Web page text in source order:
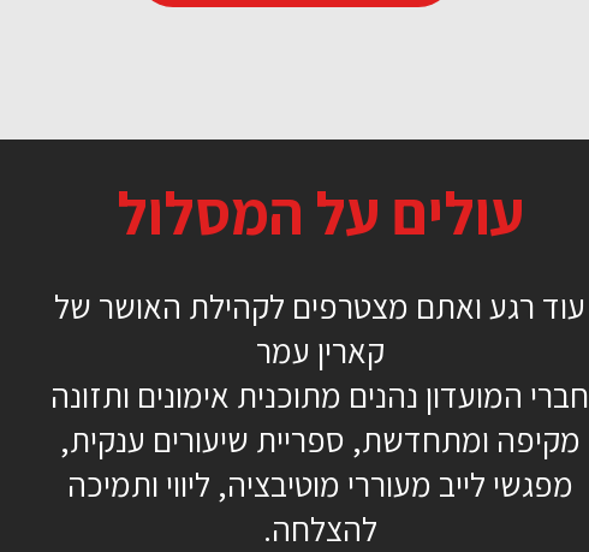
קיקבוקס 2 ברך בעיטה
22 דקות
אראל אולי
כן, רוצה להתחיל כבר
עולים על המסלול
עוד רגע ואתם מצטרפים לקהילת האושר של
קארין עמר
חברי המועדון נהנים מתוכנית אימונים ותזונה
מקיפה ומתחדשת, ספריית שיעורים ענקית,
מפגשי לייב מעוררי מוטיבציה, ליווי ותמיכה
להצלחה.